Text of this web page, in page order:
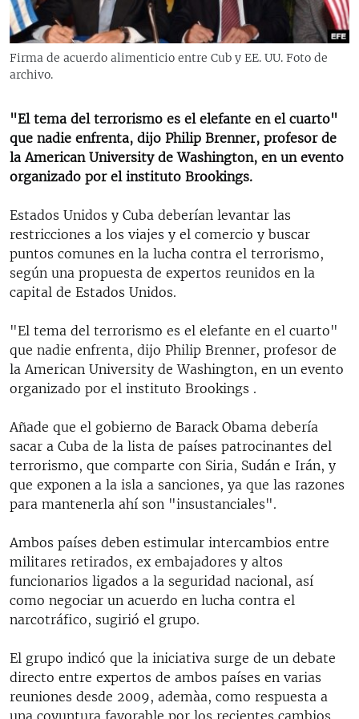
RADIO MARTÍ
ESPECIALES
ESPECIALES
SER VIEJO EN CUBA
KENTU-CUBANO
LOS SANTOS DE HIALEAH
DESINFORMACIÓN RUSA EN AMÉRICA LATINA
LA INVASIÓN DE RUSIA A UCRANIA
MULTIMEDIA
SÍGUENOS
Firma de acuerdo alimenticio entre Cub y EE. UU. Foto de
archivo.
"El tema del terrorismo es el elefante en el cuarto"
que nadie enfrenta, dijo Philip Brenner, profesor de
la American University de Washington, en un evento
organizado por el instituto Brookings.
Estados Unidos y Cuba deberían levantar las
restricciones a los viajes y el comercio y buscar
puntos comunes en la lucha contra el terrorismo,
según una propuesta de expertos reunidos en la
capital de Estados Unidos.
"El tema del terrorismo es el elefante en el cuarto"
que nadie enfrenta, dijo Philip Brenner, profesor de
la American University de Washington, en un evento
organizado por el instituto Brookings .
Añade que el gobierno de Barack Obama debería
sacar a Cuba de la lista de países patrocinantes del
terrorismo, que comparte con Siria, Sudán e Irán, y
que exponen a la isla a sanciones, ya que las razones
para mantenerla ahí son "insustanciales".
Ambos países deben estimular intercambios entre
militares retirados, ex embajadores y altos
funcionarios ligados a la seguridad nacional, así
como negociar un acuerdo en lucha contra el
narcotráfico, sugirió el grupo.
El grupo indicó que la iniciativa surge de un debate
directo entre expertos de ambos países en varias
reuniones desde 2009, ademàa, como respuesta a
una coyuntura favorable por los recientes cambios